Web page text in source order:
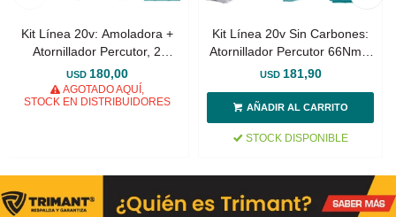
Kit Línea 20v: Amoladora +
Atornillador Percutor, 2
Baterías
USD 180,00
AGOTADO AQUÍ,
STOCK EN DISTRIBUIDORES
Kit Línea 20v Sin Carbones:
Atornillador Percutor 66Nm +
Mini Amoladora 3", 2 Baterías
USD 181,90
STOCK DISPONIBLE